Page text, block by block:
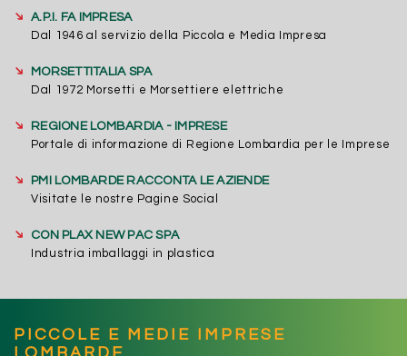
➔
A.P.I. FA IMPRESA
Dal 1946 al servizio della Piccola e Media Impresa
➔
MORSETTITALIA SPA
Dal 1972 Morsetti e Morsettiere elettriche
➔
REGIONE LOMBARDIA - IMPRESE
Portale di informazione di Regione Lombardia per le Imprese
➔
PMI LOMBARDE RACCONTA LE AZIENDE
Visitate le nostre Pagine Social
➔
CON PLAX NEW PAC SPA
Industria imballaggi in plastica
PICCOLE E MEDIE IMPRESE